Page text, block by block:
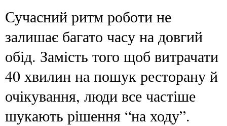
Сучасний ритм роботи не
залишає багато часу на довгий
обід. Замість того щоб витрачати
40 хвилин на пошук ресторану й
очікування, люди все частіше
шукають рішення “на ходу”.